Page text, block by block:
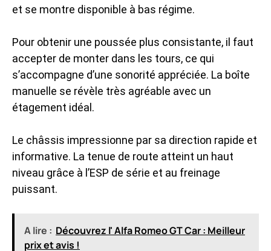
et se montre disponible à bas régime.
Pour obtenir une poussée plus consistante, il faut
accepter de monter dans les tours, ce qui
s’accompagne d’une sonorité appréciée. La boîte
manuelle se révèle très agréable avec un
étagement idéal.
Le châssis impressionne par sa direction rapide et
informative. La tenue de route atteint un haut
niveau grâce à l’ESP de série et au freinage
puissant.
A lire : Découvrez l' Alfa Romeo GT Car : Meilleur
prix et avis !